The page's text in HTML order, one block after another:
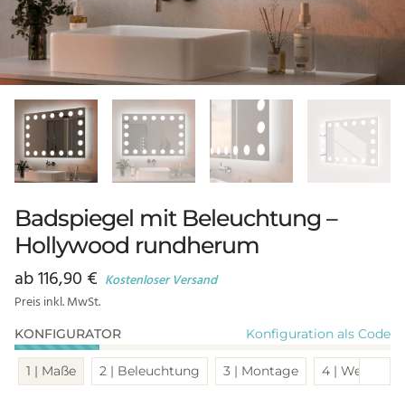
Badspiegel mit Beleuchtung –
Hollywood rundherum
ab116,90 € Kostenloser Versand
Preis inkl. MwSt.
KONFIGURATOR Konfiguration als Code
1 | Maße 2 | Beleuchtung 3 | Montage 4 | Weitere